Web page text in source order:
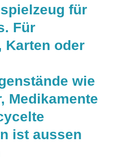
für
Für
Karten oder
wie
Medikamente
ist aussen